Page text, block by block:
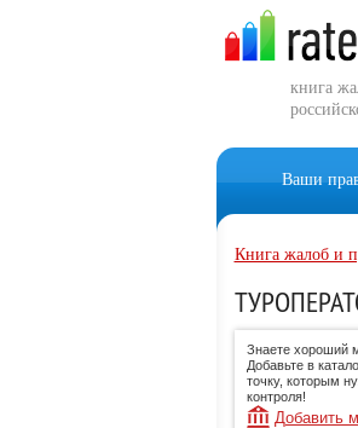
книга
Ваши
Книга жалоб и
Знаете хороший
Добавьте в
точку, которым
контроля!
Добавить